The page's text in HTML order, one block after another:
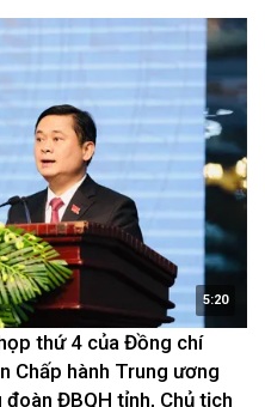
5:20
thứ 4 của Đồng chí
Chấp hành Trung ương
ĐBQH tỉnh, Chủ tịch